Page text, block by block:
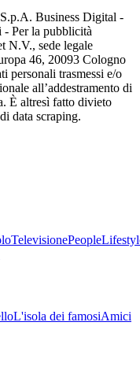
Business Digital -
Per la pubblicità
N.V., sede legale
46, 20093 Cologno
personali trasmessi e/o
all’addestramento di
È altresì fatto divieto
data scraping.
TelevisionePeople
L'isola dei famosiAmici